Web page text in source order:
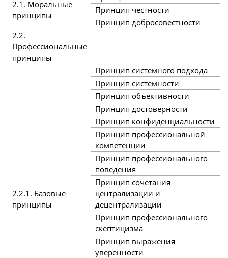
2.1. Моральные
принципы
Принцип честности
Принцип добросовестности
2.2.
Профессиональные
принципы
2.2.1. Базовые
принципы
Принцип системного подхода
Принцип системности
Принцип объективности
Принцип достоверности
Принцип конфиденциальности
Принцип профессиональной
компетенции
Принцип профессионального
поведения
Принцип сочетания
централизации и
децентрализации
Принцип профессионального
скептицизма
Принцип выражения
уверенности